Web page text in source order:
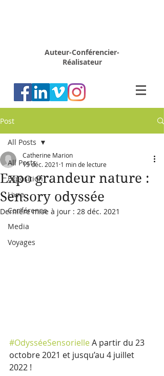
Auteur-Conférencier-
Réalisateur
Post
All Posts
Exposition
Livre
Conférence
Media
Voyages
All Posts
Expo grandeur nature :
Sensory odyssée
Catherine Marion
15 déc. 2021 1 min de lecture
Dernière mise à jour : 28 déc. 2021
#OdysséeSensorielle A partir du 23
octobre 2021 et jusqu’au 4 juillet
2022 !